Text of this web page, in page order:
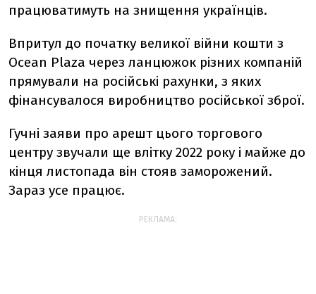
працюватимуть на знищення українців.
Впритул до початку великої війни кошти з
Ocean Plaza через ланцюжок різних компаній
прямували на російські рахунки, з яких
фінансувалося виробництво російської зброї.
Гучні заяви про арешт цього торгового
центру звучали ще влітку 2022 року і майже до
кінця листопада він стояв заморожений.
Зараз усе працює.
РЕКЛАМА: